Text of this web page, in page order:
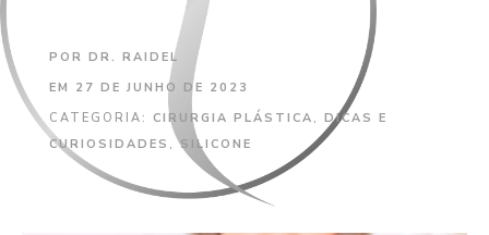
POR DR. RAIDEL
EM 27 DE JUNHO DE 2023
CATEGORIA: CIRURGIA PLÁSTICA , DICAS E
CURIOSIDADES ,SILICONE